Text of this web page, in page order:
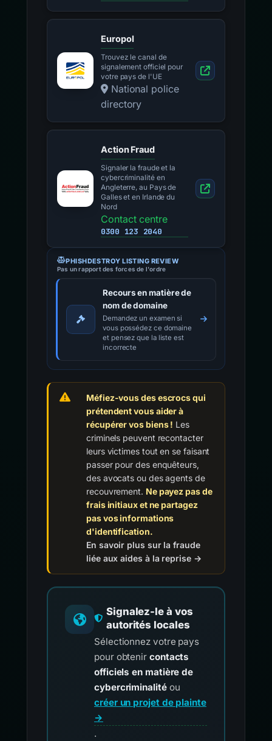
Europol
Trouvez le canal de
signalement officiel pour
votre pays de l'UE
National police
directory
Action Fraud
Signaler la fraude et la
cybercriminalité en
Angleterre, au Pays de
Galles et en Irlande du
Nord
Contact centre
0300 123 2040
PHISHDESTROY LISTING REVIEW
Pas un rapport des forces de l'ordre
Recours en matière de
nom de domaine
Demandez un examen si
vous possédez ce domaine
et pensez que la liste est
incorrecte
Méfiez-vous des escrocs qui
prétendent vous aider à
récupérer vos biens ! Les
criminels peuvent recontacter
leurs victimes tout en se faisant
passer pour des enquêteurs,
des avocats ou des agents de
recouvrement. Ne payez pas de
frais initiaux et ne partagez
pas vos informations
d'identification.
En savoir plus sur la fraude
liée aux aides à la reprise →
Signalez-le à vos
autorités locales
Sélectionnez votre pays
pour obtenir contacts
officiels en matière de
cybercriminalitéou
créer un projet de plainte
→
.